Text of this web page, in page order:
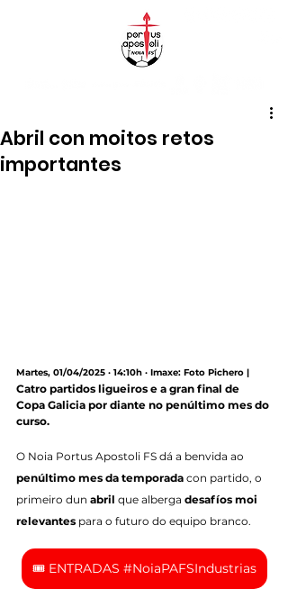
Abril con moitos retos
importantes
Martes, 01/04/2025 · 14:10h · Imaxe: Foto Pichero |
Catro partidos ligueiros e a gran final de
Copa Galicia por diante no penúltimo mes do
curso.
O Noia Portus Apostoli FS dá a benvida ao
penúltimo mes da temporada con partido, o
primeiro dun abril que alberga desafíos moi
relevantes para o futuro do equipo branco.
🎟️ ENTRADAS #NoiaPAFSIndustrias